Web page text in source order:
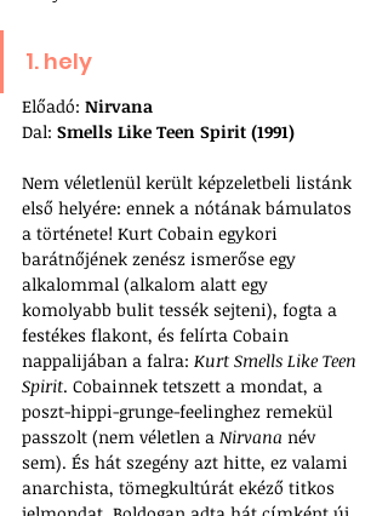
1. hely
Előadó: Nirvana
Dal: Smells Like Teen Spirit (1991)
Nem véletlenül került képzeletbeli listánk
első helyére: ennek a nótának bámulatos
a története! Kurt Cobain egykori
barátnőjének zenész ismerőse egy
alkalommal (alkalom alatt egy
komolyabb bulit tessék sejteni), fogta a
festékes flakont, és felírta Cobain
nappalijában a falra: Kurt Smells Like Teen
Spirit. Cobainnek tetszett a mondat, a
poszt-hippi-grunge-feelinghez remekül
passzolt (nem véletlen a Nirvana név
sem). És hát szegény azt hitte, ez valami
anarchista, tömegkultúrát ekéző titkos